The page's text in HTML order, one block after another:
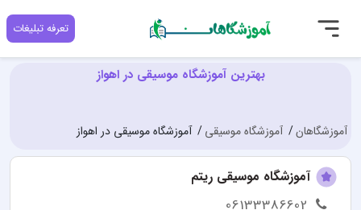
تعرفه تبلیغات
بهترین آموزشگاه موسیقی در اهواز
آموزشگاهان آموزشگاه موسیقی آموزشگاه موسیقی در اهواز
آموزشگاه موسیقی ریتم
06133386602